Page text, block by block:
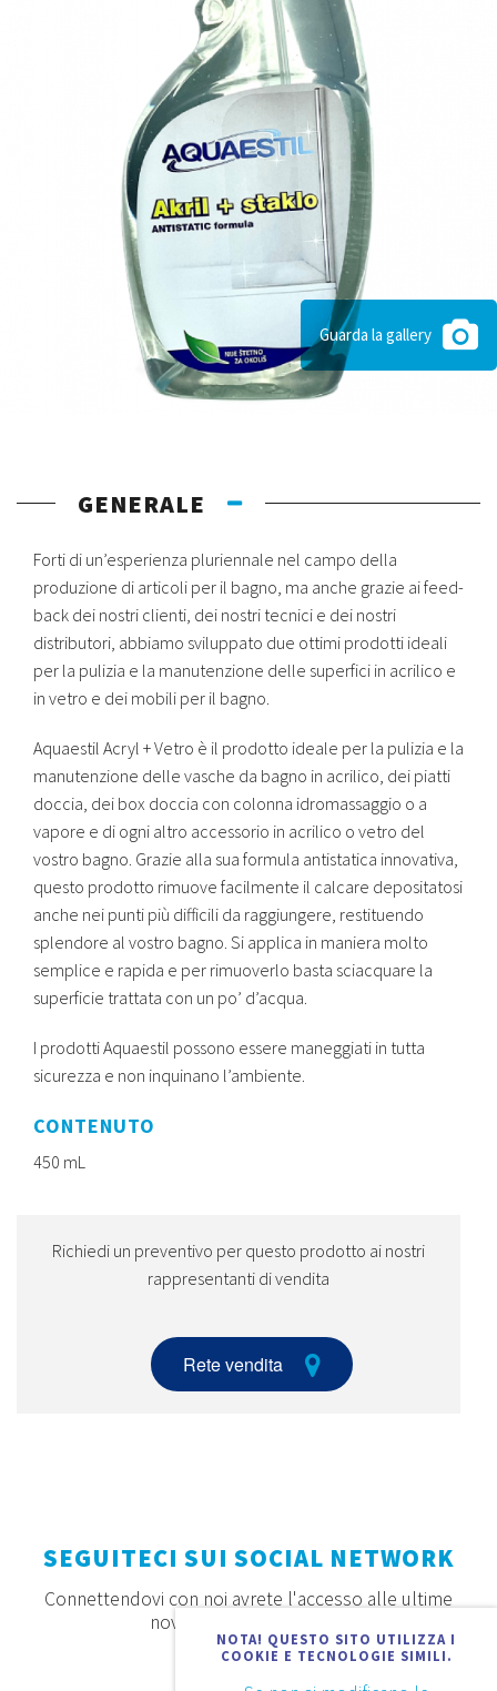
Guarda la gallery
GENERALE
Forti di un’esperienza pluriennale nel campo della
produzione di articoli per il bagno, ma anche grazie ai feed-
back dei nostri clienti, dei nostri tecnici e dei nostri
distributori, abbiamo sviluppato due ottimi prodotti ideali
per la pulizia e la manutenzione delle superfici in acrilico e
in vetro e dei mobili per il bagno.
Aquaestil Acryl + Vetro è il prodotto ideale per la pulizia e la
manutenzione delle vasche da bagno in acrilico, dei piatti
doccia, dei box doccia con colonna idromassaggio o a
vapore e di ogni altro accessorio in acrilico o vetro del
vostro bagno. Grazie alla sua formula antistatica innovativa,
questo prodotto rimuove facilmente il calcare depositatosi
anche nei punti più difficili da raggiungere, restituendo
splendore al vostro bagno. Si applica in maniera molto
semplice e rapida e per rimuoverlo basta sciacquare la
superficie trattata con un po’ d’acqua.
I prodotti Aquaestil possono essere maneggiati in tutta
sicurezza e non inquinano l’ambiente.
CONTENUTO
450 mL
Richiedi un preventivo per questo prodotto ai nostri
rappresentanti di vendita
Rete vendita
NOTA! QUESTO SITO UTILIZZA I
COOKIE E TECNOLOGIE SIMILI.
SEGUITECI SUI SOCIAL NETWORK
Connettendovi con noi avrete l'accesso alle ultime
novità, offerte e prodotti